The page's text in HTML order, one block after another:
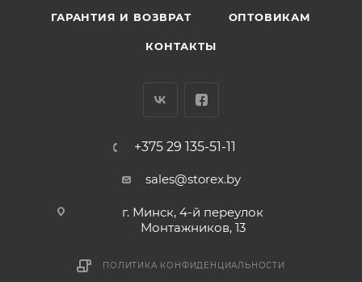
ГАРАНТИЯ И ВОЗВРАТ ОПТОВИКАМ
КОНТАКТЫ
+375 29 135-51-11
sales@storex.by
г. Минск, 4-й переулок
Монтажников, 13
ПОЛИТИКА КОНФИДЕНЦИАЛЬНОСТИ